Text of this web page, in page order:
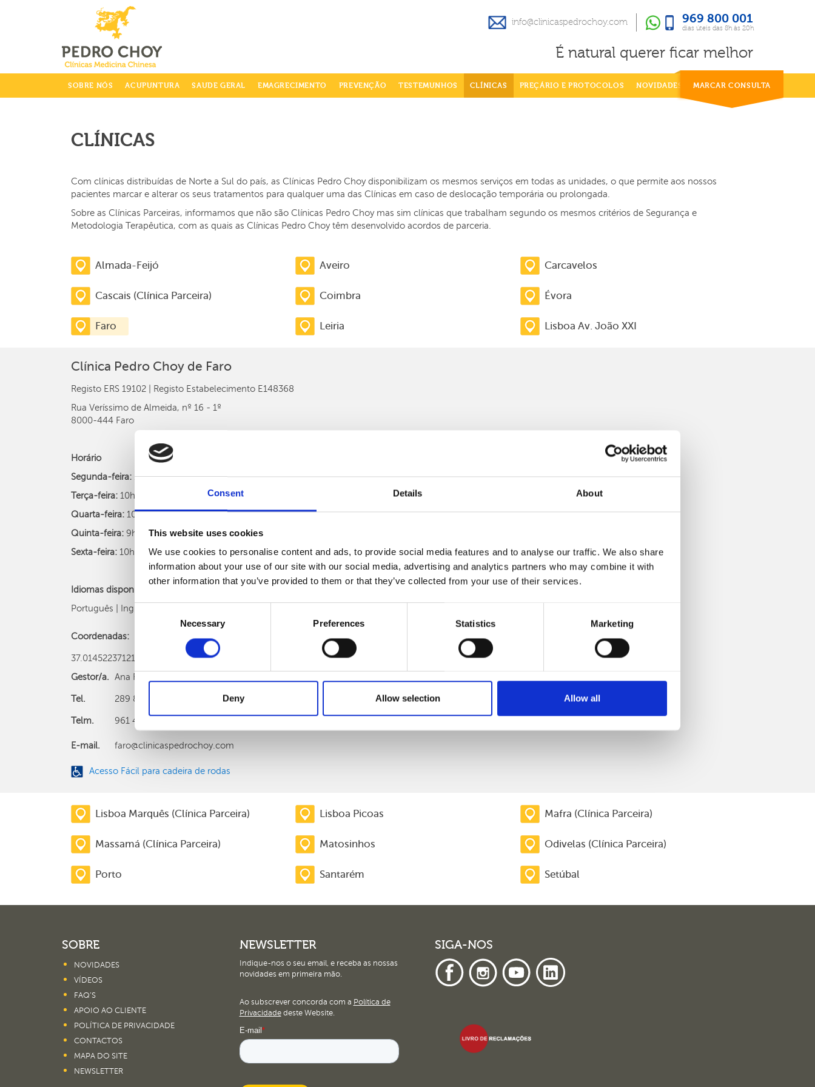
Consent Details About
This website uses cookies
We use cookies to personalise content and ads, to provide social media features and to analyse our traffic. We also share
information about your use of our site with our social media, advertising and analytics partners who may combine it with
other information that you’ve provided to them or that they’ve collected from your use of their services.
Necessary Preferences Statistics Marketing
Deny Allow selection Allow all
info@clinicaspedrochoy.com 969 800 001
dias úteis das 8h às 20h
info@clinicaspedrochoy.com 969 800 001
dias úteis das 8h às 20h
É natural querer ficar melhor
SOBRE NÓS ACUPUNTURA SAUDE GERAL EMAGRECIMENTO PREVENÇÃO TESTEMUNHOS CLÍNICAS PREÇÁRIO E PROTOCOLOS NOVIDADES MARCAR CONSULTA
CLÍNICAS
Com clínicas distribuídas de Norte a Sul do país, as Clínicas Pedro Choy disponibilizam os mesmos serviços em todas as unidades, o que permite aos nossos
pacientes marcar e alterar os seus tratamentos para qualquer uma das Clínicas em caso de deslocação temporária ou prolongada.
Sobre as Clínicas Parceiras, informamos que não são Clínicas Pedro Choy mas sim clínicas que trabalham segundo os mesmos critérios de Segurança e
Metodologia Terapêutica, com as quais as Clínicas Pedro Choy têm desenvolvido acordos de parceria.
Almada-Feijó Aveiro Carcavelos
Cascais (Clínica Parceira) Coimbra Évora
Faro
Clínica Pedro Choy de Faro
Registo ERS 19102 | Registo Estabelecimento E148368
Rua Veríssimo de Almeida, nº 16 - 1º
8000-444 Faro
Horário
Segunda-feira: 13h às 20h;
Terça-feira: 10h às 18h;
Quarta-feira: 10h às 20h;
Quinta-feira: 9h às 17h;
Sexta-feira: 10h às 15h
Idiomas disponíveis:
Português | Inglês
Coordenadas:
37.01452237121414, -7.9324195011416885
Gestor/a.
Ana Rita Pereira
Tel. 289 894 090 (chamada para rede fixa nacional)
Telm. 961 406 529 (chamada para rede móvel nacional)
E-mail. faro@clinicaspedrochoy.com
Acesso Fácil para cadeira de rodas
Leiria Lisboa Av. João XXI
Lisboa Marquês (Clínica Parceira) Lisboa Picoas Mafra (Clínica Parceira)
Massamá (Clínica Parceira) Matosinhos Odivelas (Clínica Parceira)
Porto Santarém Setúbal
SOBRE
NOVIDADES
VÍDEOS
FAQ’S
APOIO AO CLIENTE
POLÍTICA DE PRIVACIDADE
CONTACTOS
MAPA DO SITE
NEWSLETTER
NEWSLETTER
Indique-nos o seu email, e receba as nossas
novidades em primeira mão.
Ao subscrever concorda com a Política de
Privacidadedeste Website.
SIGA-NOS